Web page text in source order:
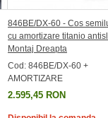
846BE/DX-60 - Cos
cu amortizare titanio
Montaj Dreapta
Cod: 846BE/DX-60 +
AMORTIZARE
2.595,45 RON